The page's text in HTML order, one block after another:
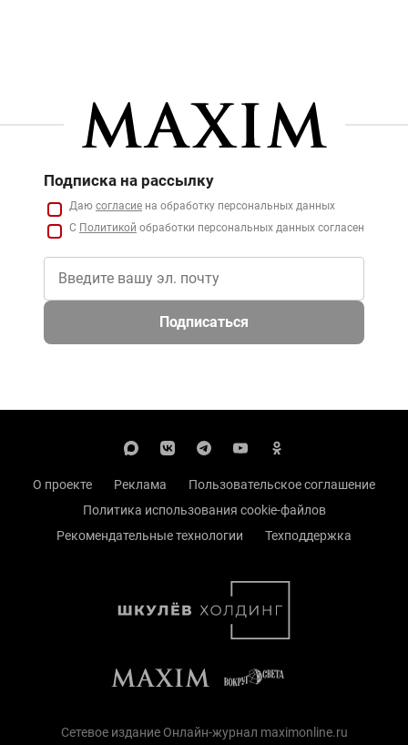
Подписка на рассылку
Даю согласие на обработку персональных данных
С Политикой обработки персональных данных согласен
Подписаться
О проекте Реклама
Пользовательское соглашение
Политика использования cookie-файлов
Рекомендательные технологии
Техподдержка
Сетевое издание Онлайн-журнал maximonline.ru